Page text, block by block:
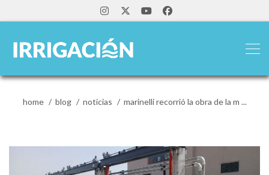
home blog noticias marinelli recorrió la obra de la m ...